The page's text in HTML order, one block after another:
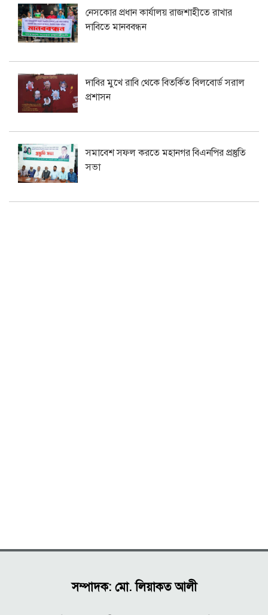
নেসকোর প্রধান কার্যালয় রাজশাহীতে রাখার
দাবিতে মানববন্ধন
দাবির মুখে রাবি থেকে বিতর্কিত বিলবোর্ড সরাল
প্রশাসন
সমাবেশ সফল করতে মহানগর বিএনপির প্রস্তুতি
সভা
সম্পাদক: মো. লিয়াকত আলী